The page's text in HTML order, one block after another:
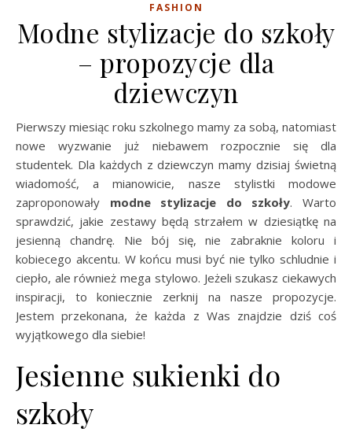
FASHION
Modne stylizacje do szkoły
– propozycje dla
dziewczyn
Pierwszy miesiąc roku szkolnego mamy za sobą, natomiast
nowe wyzwanie już niebawem rozpocznie się dla
studentek. Dla każdych z dziewczyn mamy dzisiaj świetną
wiadomość, a mianowicie, nasze stylistki modowe
zaproponowały modne stylizacje do szkoły. Warto
sprawdzić, jakie zestawy będą strzałem w dziesiątkę na
jesienną chandrę. Nie bój się, nie zabraknie koloru i
kobiecego akcentu. W końcu musi być nie tylko schludnie i
ciepło, ale również mega stylowo. Jeżeli szukasz ciekawych
inspiracji, to koniecznie zerknij na nasze propozycje.
Jestem przekonana, że każda z Was znajdzie dziś coś
wyjątkowego dla siebie!
Jesienne sukienki do
szkoły